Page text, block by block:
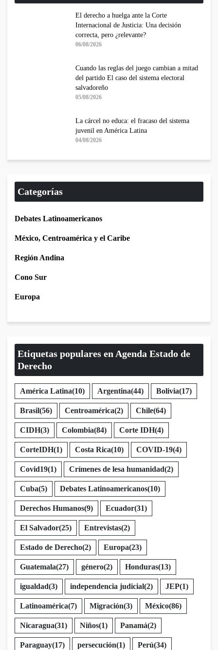
El derecho a huelga ante la Corte
Internacional de Justicia: Una decisión
correcta, pero ¿relevante?
06/08/2026
Cuando las reglas del juego cambian a mitad
del partido El caso del sistema electoral
salvadoreño
05/08/2026
La cárcel no educa: el fracaso del sistema
juvenil en América Latina
04/08/2026
Categorías
Debates Latinoamericanos
México, Centroamérica y el Caribe
Región Andina
Cono Sur
Europa
Etiquetas populares en Agenda Estado de
Derecho
América Latina(10) Argentina(44) Bolivia(17)
Brasil(56) Centroamérica(2) Chile(64)
CIDH(3) Colombia(84) Corte IDH(4)
CorteIDH(1) Costa Rica(10) COVID-19(4)
Covid19(1) Crímenes de lesa humanidad(2)
Cuba(5) Debates Latinoamericanos(10)
Derechos Humanos(9) Ecuador(31)
El Salvador(25) Entrevistas(2)
Estado de Derecho(2) Europa(23)
Guatemala(27) género(2) Honduras(13)
igualdad(3) independencia judicial(2) JEP(1)
Latinoamérica(7) Migración(3) México(86)
Nicaragua(31) Niños(1) Panamá(2)
Paraguay(17) persecución(1) Perú(34)